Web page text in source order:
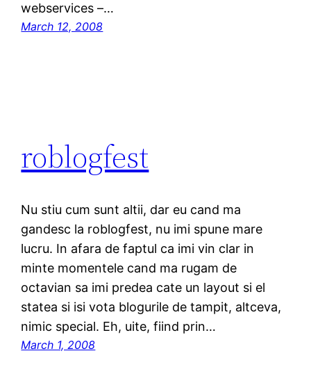
webservices –…
March 12, 2008
roblogfest
Nu stiu cum sunt altii, dar eu cand ma
gandesc la roblogfest, nu imi spune mare
lucru. In afara de faptul ca imi vin clar in
minte momentele cand ma rugam de
octavian sa imi predea cate un layout si el
statea si isi vota blogurile de tampit, altceva,
nimic special. Eh, uite, fiind prin…
March 1, 2008